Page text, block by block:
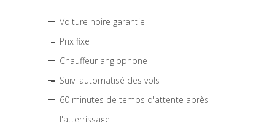
Voiture noire garantie
Prix fixe
Chauffeur anglophone
Suivi automatisé des vols
60 minutes de temps d'attente après
l'atterrissage